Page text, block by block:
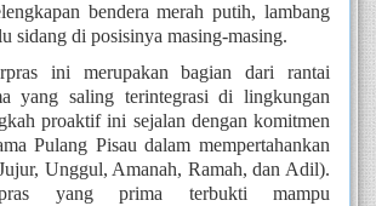
bendera merah putih, lambang
sidang di posisinya masing-masing.
ini merupakan bagian dari rantai
yang saling terintegrasi di lingkungan
proaktif ini sejalan dengan komitmen
Pulang Pisau dalam mempertahankan
Unggul, Amanah, Ramah, dan Adil).
yang prima terbukti mampu